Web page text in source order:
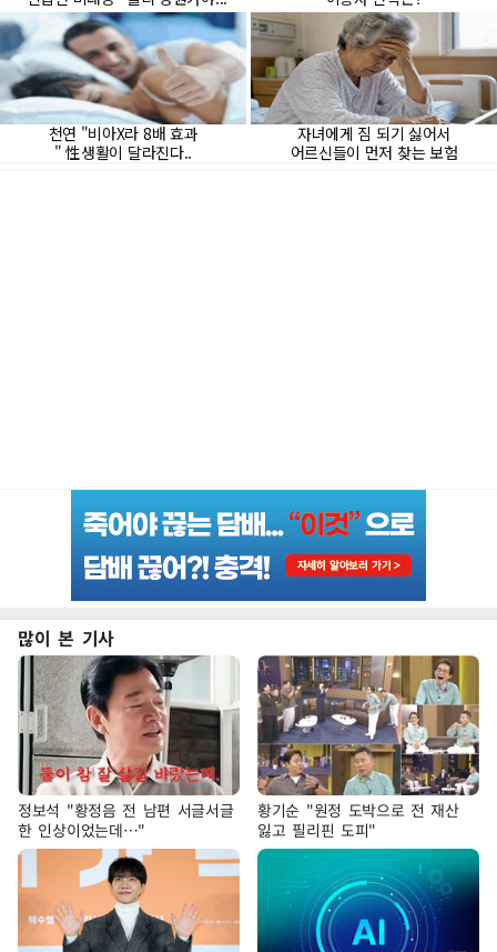
많이 본 기사
정보석 "황정음 전 남편 서글서글
한 인상이었는데…"
황기순 "원정 도박으로 전 재산
잃고 필리핀 도피"